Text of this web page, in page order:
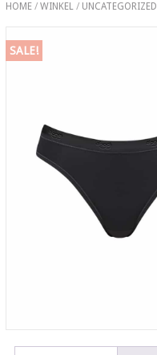
HOME/ WINKEL/ UNCATEGORIZED
SALE!